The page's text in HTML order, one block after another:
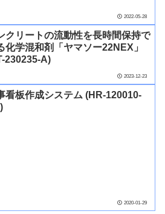
2022-05-28
クリートの流動性を長時間保持で
化学混和剤「ヤマソー22NEX」
230235-A)
2023-12-23
板作成システム (HR-120010-
2020-01-29